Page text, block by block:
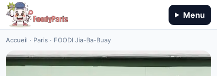
Menu
Accueil · Paris · FOODI Jia-Ba-Buay